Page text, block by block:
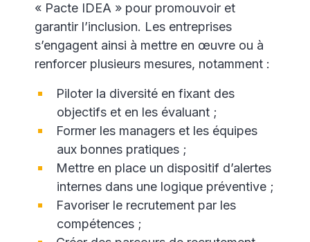
« Pacte IDEA » pour promouvoir et
garantir l’inclusion. Les entreprises
s’engagent ainsi à mettre en œuvre ou à
renforcer plusieurs mesures, notamment :
Piloter la diversité en fixant des
objectifs et en les évaluant ;
Former les managers et les équipes
aux bonnes pratiques ;
Mettre en place un dispositif d’alertes
internes dans une logique préventive ;
Favoriser le recrutement par les
compétences ;